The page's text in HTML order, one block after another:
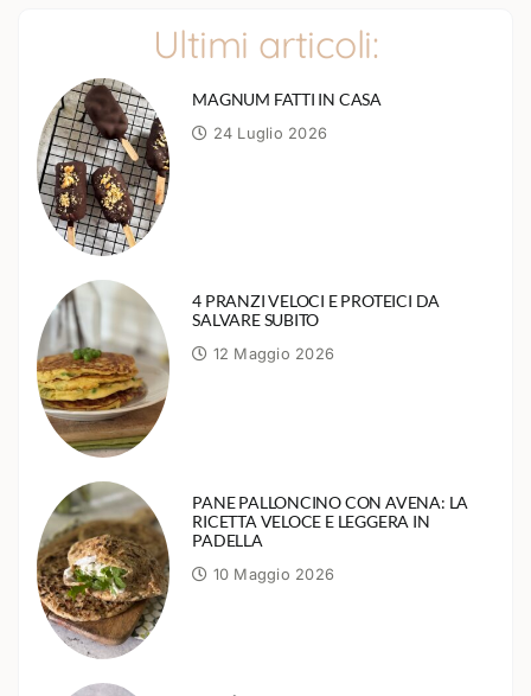
Ultimi articoli:
MAGNUM FATTI IN CASA
24 Luglio 2026
4 PRANZI VELOCI E PROTEICI DA
SALVARE SUBITO
12 Maggio 2026
PANE PALLONCINO CON AVENA: LA
RICETTA VELOCE E LEGGERA IN
PADELLA
10 Maggio 2026